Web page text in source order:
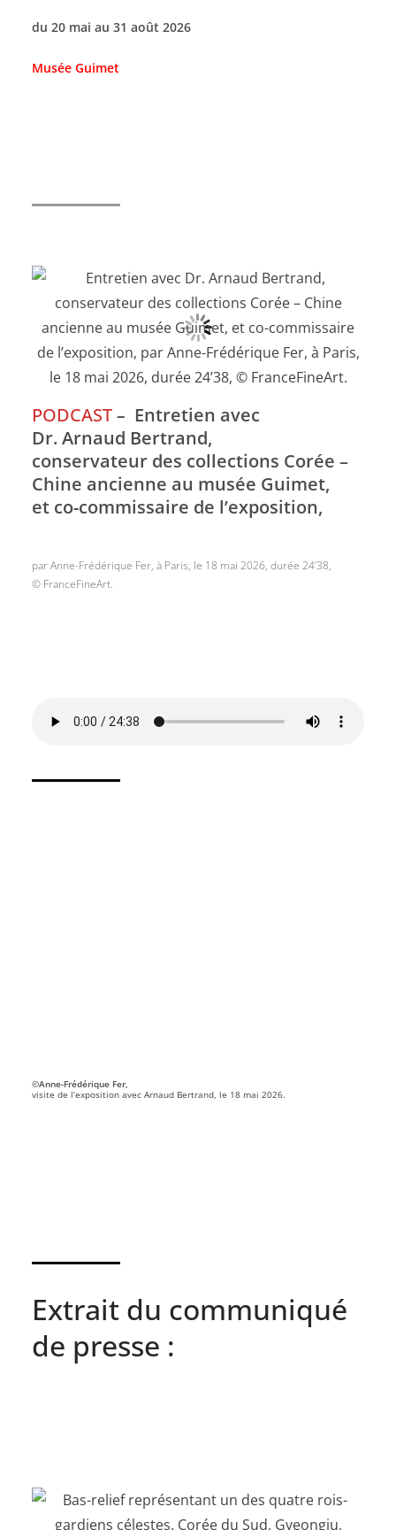
du 20 mai au 31 août 2026
Musée Guimet
PODCAST– Entretien avec
Dr. Arnaud Bertrand,
conservateur des collections Corée –
Chine ancienne au musée Guimet,
et co-commissaire de l’exposition,
par Anne-Frédérique Fer, à Paris, le 18 mai 2026, durée 24’38,
© FranceFineArt.
©Anne-Frédérique Fer,
visite de l’exposition avec Arnaud Bertrand, le 18 mai 2026.
Extrait du communiqué
de presse :